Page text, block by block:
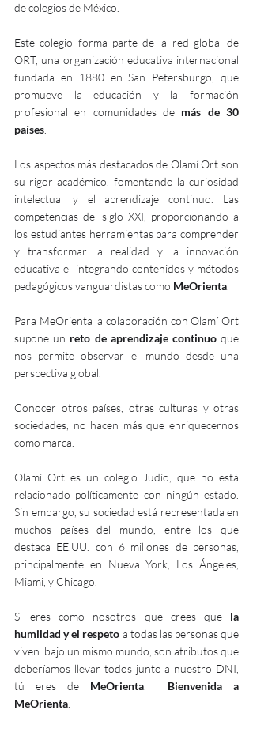
de colegios de México.
Este colegio forma parte de la red global de
ORT, una organización educativa internacional
fundada en 1880 en San Petersburgo, que
promueve la educación y la formación
profesional en comunidades de más de 30
países.
Los aspectos más destacados de Olamí Ort son
su rigor académico, fomentando la curiosidad
intelectual y el aprendizaje continuo. Las
competencias del siglo XXI, proporcionando a
los estudiantes herramientas para comprender
y transformar la realidad y la innovación
educativa e  integrando contenidos y métodos
pedagógicos vanguardistas como MeOrienta.
Para MeOrienta la colaboración con Olamí Ort
supone un reto de aprendizaje continuo que
nos permite observar el mundo desde una
perspectiva global.
Conocer otros países, otras culturas y otras
sociedades, no hacen más que enriquecernos
como marca.
Olamí Ort es un colegio Judío, que no está
relacionado políticamente con ningún estado.
Sin embargo, su sociedad está representada en
muchos países del mundo, entre los que
destaca EE.UU. con 6 millones de personas,
principalmente en Nueva York, Los Ángeles,
Miami, y Chicago.
Si eres como nosotros que crees que la
humildad y el respeto a todas las personas que
viven  bajo un mismo mundo, son atributos que
deberíamos llevar todos junto a nuestro DNI,
tú eres de MeOrienta. Bienvenida a
MeOrienta.